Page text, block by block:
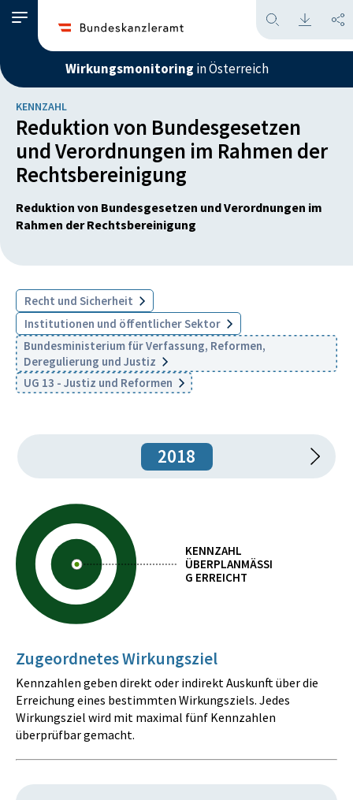
Wirkungsmonitoring in Österreich
KENNZAHL
Reduktion von Bundesgesetzen
und Verordnungen im Rahmen der
Rechtsbereinigung
Reduktion von Bundesgesetzen und Verordnungen im
Rahmen der Rechtsbereinigung
Recht und Sicherheit
Institutionen und öffentlicher Sektor
Bundesministerium für Verfassung, Reformen,
Deregulierung und Justiz
UG 13 - Justiz und Reformen
2018
KENNZAHL
ÜBERPLANMÄSSIG
ERREICHT
Zugeordnetes Wirkungsziel
Kennzahlen geben direkt oder indirekt Auskunft über die
Erreichung eines bestimmten Wirkungsziels. Jedes
Wirkungsziel wird mit maximal fünf Kennzahlen
überprüfbar gemacht.